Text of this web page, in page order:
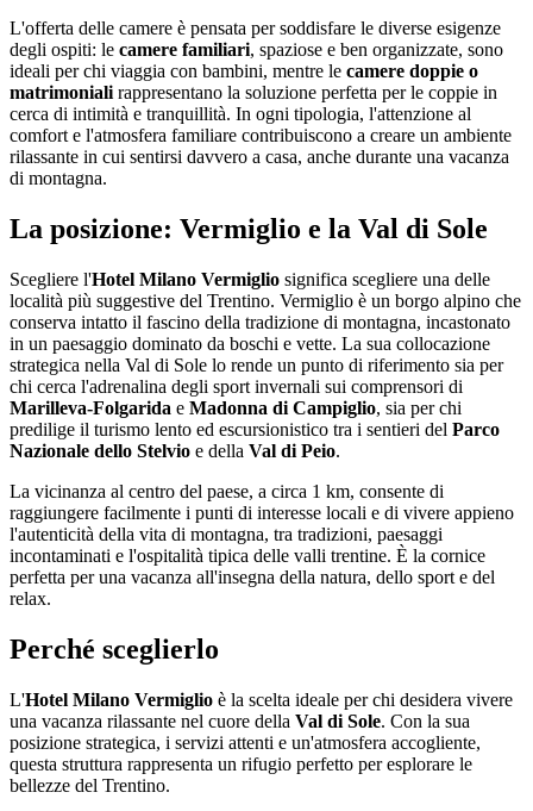
L'offerta delle camere è pensata per soddisfare le diverse esigenze
degli ospiti: le camere familiari, spaziose e ben organizzate, sono
ideali per chi viaggia con bambini, mentre le camere doppie o
matrimoniali rappresentano la soluzione perfetta per le coppie in
cerca di intimità e tranquillità. In ogni tipologia, l'attenzione al
comfort e l'atmosfera familiare contribuiscono a creare un ambiente
rilassante in cui sentirsi davvero a casa, anche durante una vacanza
di montagna.
La posizione: Vermiglio e la Val di Sole
Scegliere l'Hotel Milano Vermiglio significa scegliere una delle
località più suggestive del Trentino. Vermiglio è un borgo alpino che
conserva intatto il fascino della tradizione di montagna, incastonato
in un paesaggio dominato da boschi e vette. La sua collocazione
strategica nella Val di Sole lo rende un punto di riferimento sia per
chi cerca l'adrenalina degli sport invernali sui comprensori di
Marilleva-Folgarida e Madonna di Campiglio, sia per chi
predilige il turismo lento ed escursionistico tra i sentieri del Parco
Nazionale dello Stelvio e della Val di Peio.
La vicinanza al centro del paese, a circa 1 km, consente di
raggiungere facilmente i punti di interesse locali e di vivere appieno
l'autenticità della vita di montagna, tra tradizioni, paesaggi
incontaminati e l'ospitalità tipica delle valli trentine. È la cornice
perfetta per una vacanza all'insegna della natura, dello sport e del
relax.
Perché sceglierlo
L'Hotel Milano Vermiglio è la scelta ideale per chi desidera vivere
una vacanza rilassante nel cuore della Val di Sole. Con la sua
posizione strategica, i servizi attenti e un'atmosfera accogliente,
questa struttura rappresenta un rifugio perfetto per esplorare le
bellezze del Trentino.